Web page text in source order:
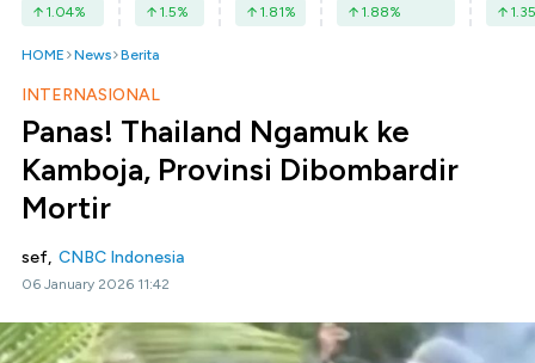
1.04% 1.5% 1.81% 1.88% 1.35
HOME News Berita
INTERNASIONAL
Panas! Thailand Ngamuk ke
Kamboja, Provinsi Dibombardir
Mortir
sef, CNBC Indonesia
06 January 2026 11:42